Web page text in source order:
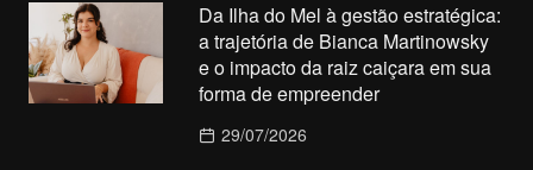
Da Ilha do Mel à gestão estratégica:
a trajetória de Bianca Martinowsky
e o impacto da raiz caiçara em sua
forma de empreender
29/07/2026